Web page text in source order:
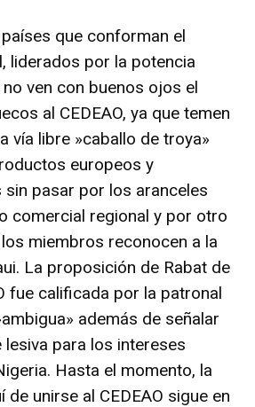
que conforman el
liderados por la potencia
ven con buenos ojos el
al CEDEAO, ya que temen
vía libre »caballo de troya»
europeos y
sin pasar por los aranceles
comercial regional y por otro
miembros reconocen a la
La proposición de Rabat de
fue calificada por la patronal
además de señalar
lesiva para los intereses
Hasta el momento, la
unirse al CEDEAO sigue en